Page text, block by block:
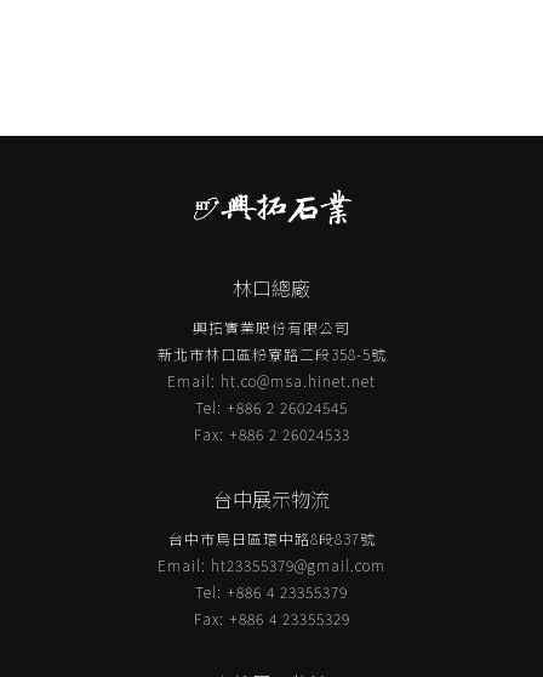
林口總廠
興拓實業股份有限公司
新北市林口區粉寮路二段358-5號
Email: ht.co@msa.hinet.net
Tel: +886 2 26024545
Fax: +886 2 26024533
台中展示物流
台中市烏日區環中路8段837號
Email: ht23355379@gmail.com
Tel: +886 4 23355379
Fax: +886 4 23355329